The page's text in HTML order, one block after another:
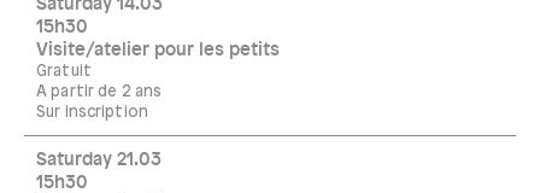
Saturday 14.03
15h30
Visite/atelier pour les petits
Gratuit
A partir de 2 ans
Sur inscription
Saturday 21.03
15h30